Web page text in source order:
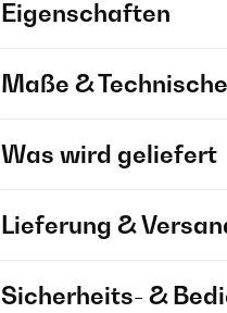
Eigenschaften
Maße &
Was wird geliefert
Lieferung &
Sicherheits- &